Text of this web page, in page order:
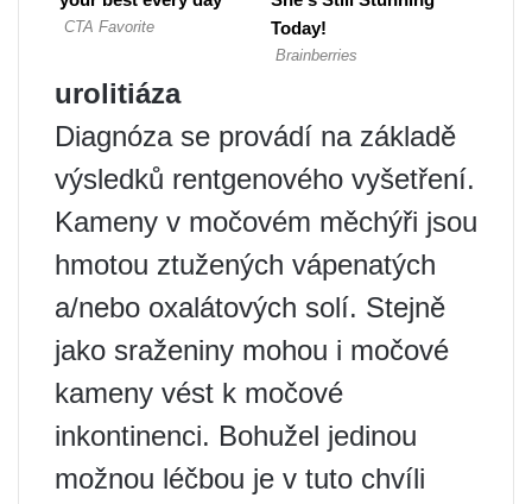
urolitiáza
Diagnóza se provádí na základě
výsledků rentgenového vyšetření.
Kameny v močovém měchýři jsou
hmotou ztužených vápenatých
a/nebo oxalátových solí. Stejně
jako sraženiny mohou i močové
kameny vést k močové
inkontinenci. Bohužel jedinou
možnou léčbou je v tuto chvíli